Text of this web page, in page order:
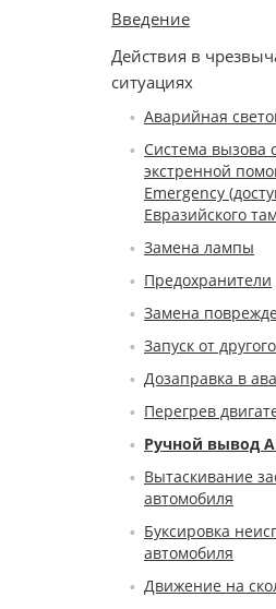
Введение
Действия в
ситуациях
Аварийная
Система вызова
экстренной
Emergency
Евразийского
Замена лампы
Предохранители
Замена
Запуск от
Дозаправка в
Перегрев
Ручной вывод
Вытаскивание
автомобиля
Буксировка
автомобиля
Движение на